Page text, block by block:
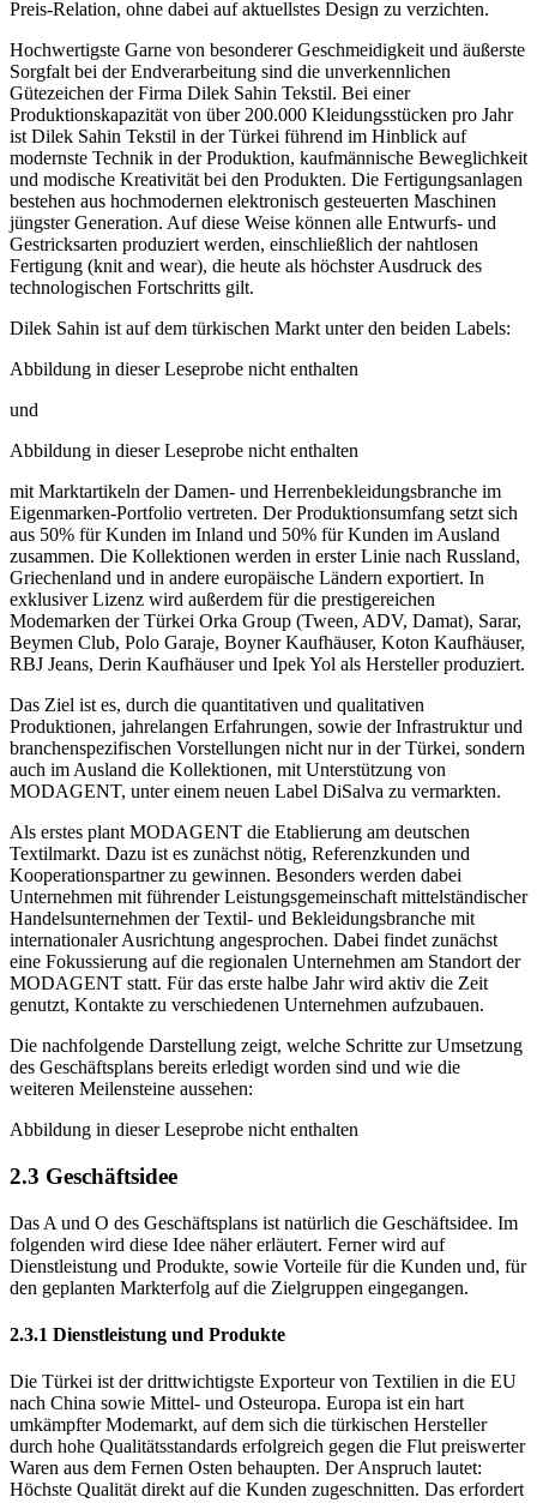
Sorgfalt bei der Endverarbeitung sind die unverkennlichen
Gütezeichen der Firma Dilek Sahin Tekstil. Bei einer
Produktionskapazität von über 200.000 Kleidungsstücken pro Jahr
ist Dilek Sahin Tekstil in der Türkei führend im Hinblick auf
modernste Technik in der Produktion, kaufmännische Beweglichkeit
und modische Kreativität bei den Produkten. Die Fertigungsanlagen
bestehen aus hochmodernen elektronisch gesteuerten Maschinen
jüngster Generation. Auf diese Weise können alle Entwurfs- und
Gestricksarten produziert werden, einschließlich der nahtlosen
Fertigung (knit and wear), die heute als höchster Ausdruck des
technologischen Fortschritts gilt.
Eigenmarken-Portfolio vertreten. Der Produktionsumfang setzt sich
aus 50% für Kunden im Inland und 50% für Kunden im Ausland
zusammen. Die Kollektionen werden in erster Linie nach Russland,
Griechenland und in andere europäische Ländern exportiert. In
exklusiver Lizenz wird außerdem für die prestigereichen
Modemarken der Türkei Orka Group (Tween, ADV, Damat), Sarar,
Beymen Club, Polo Garaje, Boyner Kaufhäuser, Koton Kaufhäuser,
RBJ Jeans, Derin Kaufhäuser und Ipek Yol als Hersteller produziert.
Produktionen, jahrelangen Erfahrungen, sowie der Infrastruktur und
branchenspezifischen Vorstellungen nicht nur in der Türkei, sondern
auch im Ausland die Kollektionen, mit Unterstützung von
MODAGENT, unter einem neuen Label DiSalva zu vermarkten.
Textilmarkt. Dazu ist es zunächst nötig, Referenzkunden und
Kooperationspartner zu gewinnen. Besonders werden dabei
Unternehmen mit führender Leistungsgemeinschaft mittelständischer
Handelsunternehmen der Textil- und Bekleidungsbranche mit
internationaler Ausrichtung angesprochen. Dabei findet zunächst
eine Fokussierung auf die regionalen Unternehmen am Standort der
MODAGENT statt. Für das erste halbe Jahr wird aktiv die Zeit
genutzt, Kontakte zu verschiedenen Unternehmen aufzubauen.
des Geschäftsplans bereits erledigt worden sind und wie die
weiteren Meilensteine aussehen:
folgenden wird diese Idee näher erläutert. Ferner wird auf
Dienstleistung und Produkte, sowie Vorteile für die Kunden und, für
den geplanten Markterfolg auf die Zielgruppen eingegangen.
nach China sowie Mittel- und Osteuropa. Europa ist ein hart
umkämpfter Modemarkt, auf dem sich die türkischen Hersteller
durch hohe Qualitätsstandards erfolgreich gegen die Flut preiswerter
Waren aus dem Fernen Osten behaupten. Der Anspruch lautet:
Höchste Qualität direkt auf die Kunden zugeschnitten. Das erfordert
eine schnelle Reaktion auf aktuelle Modetrends. Oft vergehen nur